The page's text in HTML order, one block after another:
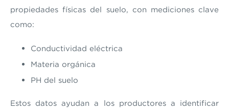
propiedades físicas del suelo, con mediciones clave
como:
Conductividad eléctrica
Materia orgánica
PH del suelo
Estos datos ayudan a los productores a identificar